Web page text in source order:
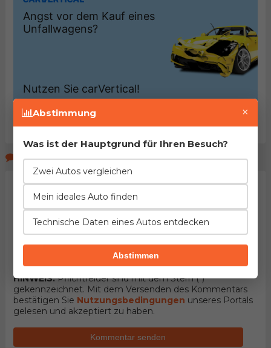
Kommentare der Seitenbeucher
HINWEIS:Pflichtfelder sind mit dem Stern (*)
gekennzeichnet. Mit dem Versenden des Kommentars
bestätigen Sie Nutzungsbedingungen unseres Portals
gelesen und akzeptiert zu haben.
Kommentar senden
Abstimmung ×
Was ist der Hauptgrund für Ihren Besuch?
Zwei Autos vergleichen
Mein ideales Auto finden
Technische Daten eines Autos entdecken
Abstimmen